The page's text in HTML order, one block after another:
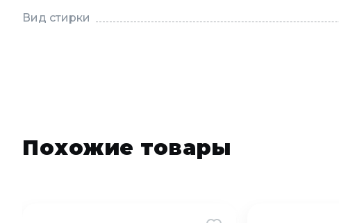
Вид стирки
Похожие товары